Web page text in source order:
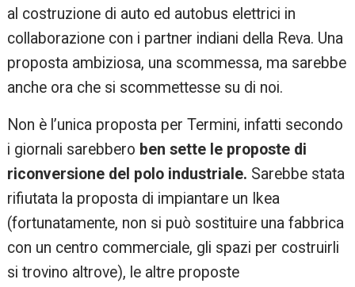
al costruzione di auto ed autobus elettrici in
collaborazione con i partner indiani della Reva. Una
proposta ambiziosa, una scommessa, ma sarebbe
anche ora che si scommettesse su di noi.
Non è l’unica proposta per Termini, infatti secondo
i giornali sarebbero ben sette le proposte di
riconversione del polo industriale. Sarebbe stata
rifiutata la proposta di impiantare un Ikea
(fortunatamente, non si può sostituire una fabbrica
con un centro commerciale, gli spazi per costruirli
si trovino altrove), le altre proposte